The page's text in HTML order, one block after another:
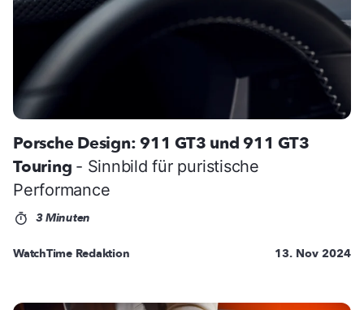
Porsche Design: 911 GT3 und 911 GT3
Touring - Sinnbild für puristische
Performance
3 Minuten
WatchTime Redaktion 13. Nov 2024